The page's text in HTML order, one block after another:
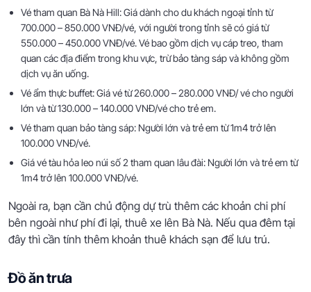
Vé tham quan Bà Nà Hill: Giá dành cho du khách ngoại tỉnh từ
700.000 – 850.000 VNĐ/vé, với người trong tỉnh sẽ có giá từ
550.000 – 450.000 VNĐ/vé. Vé bao gồm dịch vụ cáp treo, tham
quan các địa điểm trong khu vực, trừ bảo tàng sáp và không gồm
dịch vụ ăn uống.
Vé ẩm thực buffet: Giá vé từ 260.000 – 280.000 VNĐ/ vé cho người
lớn và từ 130.000 – 140.000 VNĐ/vé cho trẻ em.
Vé tham quan bảo tàng sáp: Người lớn và trẻ em từ 1m4 trở lên
100.000 VNĐ/vé.
Giá vé tàu hỏa leo núi số 2 tham quan lâu đài: Người lớn và trẻ em từ
1m4 trở lên 100.000 VNĐ/vé.
Ngoài ra, bạn cần chủ động dự trù thêm các khoản chi phí
bên ngoài như phí đi lại, thuê xe lên Bà Nà. Nếu qua đêm tại
đây thì cần tính thêm khoản thuê khách sạn để lưu trú.
Đồ ăn trưa